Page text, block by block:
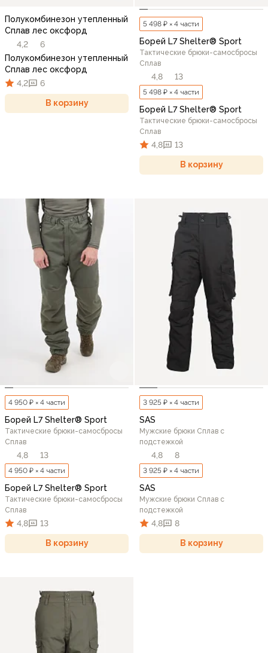
Полукомбинезон утепленный
Сплав лес оксфорд
4,2
6
Полукомбинезон утепленный
Сплав лес оксфорд
4,2
6
В корзину
5 498 ₽ × 4 части
Борей L7 Shelter® Sport
Тактические брюки-самосбросы
Сплав
4,8 13
5 498 ₽ × 4 части
Борей L7 Shelter® Sport
Тактические брюки-самосбросы
Сплав
4,8 13
В корзину
4 950 ₽ × 4 части
Борей L7 Shelter® Sport
Тактические брюки-самосбросы
Сплав
4,8 13
4 950 ₽ × 4 части
Борей L7 Shelter® Sport
Тактические брюки-самосбросы
Сплав
4,8 13
В корзину
3 925 ₽ × 4 части
SAS
Мужские брюки Сплав с
подстежкой
4,8 8
3 925 ₽ × 4 части
SAS
Мужские брюки Сплав с
подстежкой
4,8 8
В корзину